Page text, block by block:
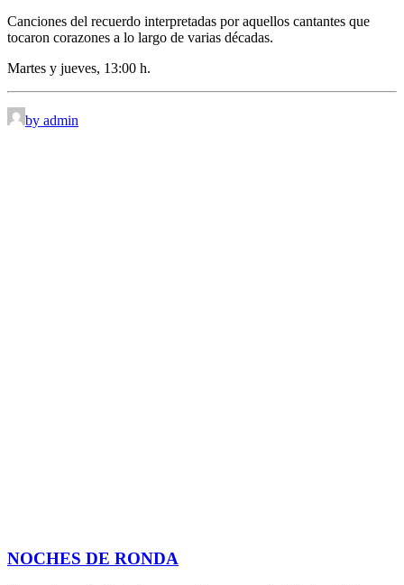
Canciones del recuerdo interpretadas por aquellos cantantes que
tocaron corazones a lo largo de varias décadas.
Martes y jueves, 13:00 h.
by admin
NOCHES DE RONDA